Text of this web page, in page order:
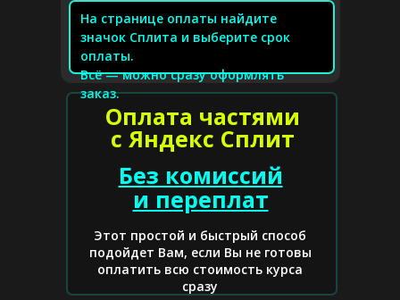
Оплата частями
с Яндекс Сплит
Без комиссий
и переплат
Этот простой и быстрый способ
подойдет Вам, если Вы не готовы
оплатить всю стоимость курса
сразу
На странице оплаты найдите
значок Сплита и выберите срок
оплаты.
Всё — можно сразу оформлять
заказ.